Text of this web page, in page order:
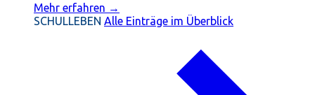
Mehr erfahren →
SCHULLEBEN Alle Einträge im Überblick